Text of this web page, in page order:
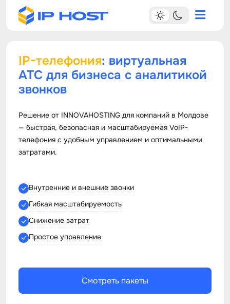
IP-телефония: виртуальная
АТС для бизнеса с аналитикой
звонков
Решение от INNOVAHOSTING для компаний в Молдове
— быстрая, безопасная и масштабируемая VoIP-
телефония с удобным управлением и оптимальными
затратами.
Внутренние и внешние звонки
Гибкая масштабируемость
Снижение затрат
Простое управление
Смотреть пакеты